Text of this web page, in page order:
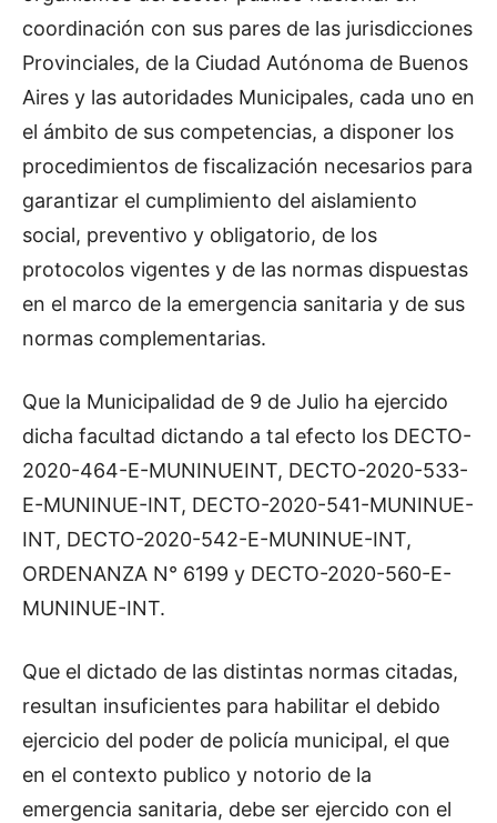
coordinación con sus pares de las jurisdicciones
Provinciales, de la Ciudad Autónoma de Buenos
Aires y las autoridades Municipales, cada uno en
el ámbito de sus competencias, a disponer los
procedimientos de fiscalización necesarios para
garantizar el cumplimiento del aislamiento
social, preventivo y obligatorio, de los
protocolos vigentes y de las normas dispuestas
en el marco de la emergencia sanitaria y de sus
normas complementarias.
Que la Municipalidad de 9 de Julio ha ejercido
dicha facultad dictando a tal efecto los DECTO-
2020-464-E-MUNINUEINT, DECTO-2020-533-
E-MUNINUE-INT, DECTO-2020-541-MUNINUE-
INT, DECTO-2020-542-E-MUNINUE-INT,
ORDENANZA N° 6199 y DECTO-2020-560-E-
MUNINUE-INT.
Que el dictado de las distintas normas citadas,
resultan insuficientes para habilitar el debido
ejercicio del poder de policía municipal, el que
en el contexto publico y notorio de la
emergencia sanitaria, debe ser ejercido con el